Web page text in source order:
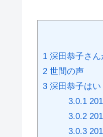
1 深田恭子さん
2 世間の声
3 深田恭子は
3.0.1
3.0.2
3.0.3